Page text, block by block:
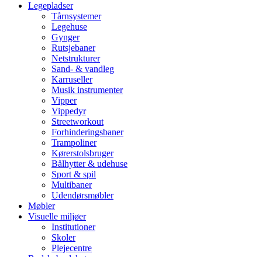
Legepladser
Tårnsystemer
Legehuse
Gynger
Rutsjebaner
Netstrukturer
Sand- & vandleg
Karruseller
Musik instrumenter
Vipper
Vippedyr
Streetworkout
Forhinderingsbaner
Trampoliner
Kørerstolsbruger
Bålhytter & udehuse
Sport & spil
Multibaner
Udendørsmøbler
Møbler
Visuelle miljøer
Institutioner
Skoler
Plejecentre